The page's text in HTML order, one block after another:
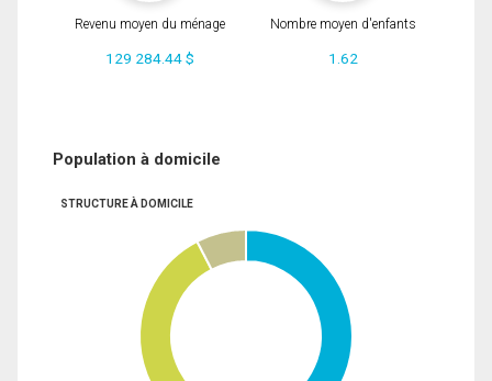
Revenu moyen du ménage
129 284.44 $
Nombre moyen d'enfants
1.62
Population à domicile
STRUCTURE À DOMICILE